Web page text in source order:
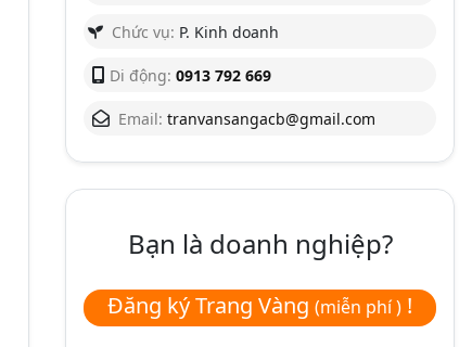
Chức vụ: P. Kinh doanh
Di động: 0913 792 669
Email: tranvansangacb@gmail.com
Bạn là doanh nghiệp?
Đăng ký Trang Vàng (miễn phí ) !